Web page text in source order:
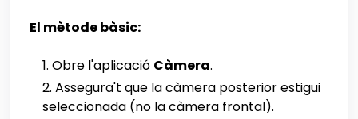
El mètode bàsic:
Obre l'aplicació Càmera.
Assegura't que la càmera posterior estigui
seleccionada (no la càmera frontal).